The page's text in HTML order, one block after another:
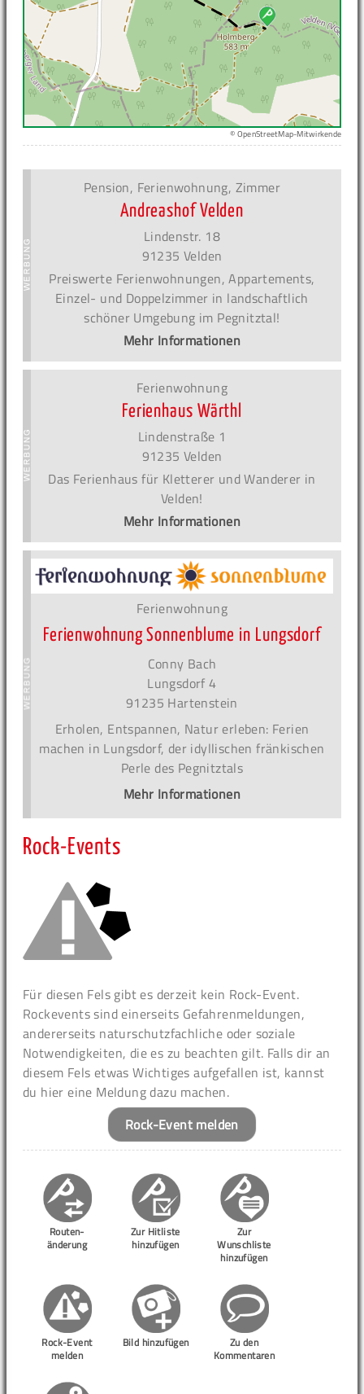
© OpenStreetMap-Mitwirkende
Pension, Ferienwohnung, Zimmer
Andreashof Velden
Lindenstr. 18
91235 Velden
Preiswerte Ferienwohnungen, Appartements,
Einzel- und Doppelzimmer in landschaftlich
schöner Umgebung im Pegnitztal!
Mehr Informationen
Ferienwohnung
Ferienhaus Wärthl
Lindenstraße 1
91235 Velden
Das Ferienhaus für Kletterer und Wanderer in
Velden!
Mehr Informationen
Ferienwohnung
Ferienwohnung Sonnenblume in Lungsdorf
Conny Bach
Lungsdorf 4
91235 Hartenstein
Erholen, Entspannen, Natur erleben: Ferien
machen in Lungsdorf, der idyllischen fränkischen
Perle des Pegnitztals
Mehr Informationen
Rock-Events
Für diesen Fels gibt es derzeit kein Rock-Event.
Rockevents sind einerseits Gefahrenmeldungen,
andererseits naturschutzfachliche oder soziale
Notwendigkeiten, die es zu beachten gilt. Falls dir an
diesem Fels etwas Wichtiges aufgefallen ist, kannst
du hier eine Meldung dazu machen.
Rock-Event melden
Routen-
änderung
Zur Hitliste
hinzufügen
Zur
Wunschliste
hinzufügen
Rock-Event
melden
Bild hinzufügen
Zu den
Kommentaren